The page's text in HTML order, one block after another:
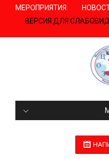
МЕРОПРИЯТИЯ
ВЕРСИЯ ДЛЯ